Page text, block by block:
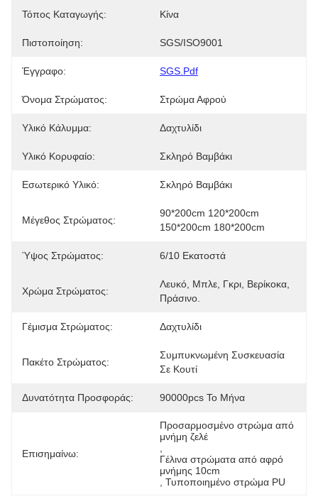
Τόπος Καταγωγής: Κίνα
Πιστοποίηση: SGS/ISO9001
Έγγραφο: SGS.pdf
Όνομα Στρώματος: Στρώμα Αφρού
Υλικό Κάλυμμα: Δαχτυλίδι
Υλικό Κορυφαίο: Σκληρό Βαμβάκι
Εσωτερικό Υλικό: Σκληρό Βαμβάκι
Μέγεθος Στρώματος:
90*200cm 120*200cm
150*200cm 180*200cm
Ύψος Στρώματος: 6/10 Εκατοστά
Χρώμα Στρώματος:
Λευκό, Μπλε, Γκρι, Βερίκοκα,
Πράσινο.
Γέμισμα Στρώματος: Δαχτυλίδι
Πακέτο Στρώματος:
Συμπυκνωμένη Συσκευασία
Σε Κουτί
Δυνατότητα Προσφοράς: 90000pcs Το Μήνα
Επισημαίνω:
Προσαρμοσμένο στρώμα από
μνήμη ζελέ
Γέλινα στρώματα από αφρό
μνήμης 10cm
Τυποποιημένο στρώμα PU